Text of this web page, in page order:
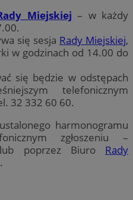
Miejskiej – w każdy
się sesja Rady Miejskiej,
w godzinach od 14.00 do
się będzie w odstępach
telefonicznym
32 332 60 60.
harmonogramu
zgłoszeniu –
poprzez Biuro Rady